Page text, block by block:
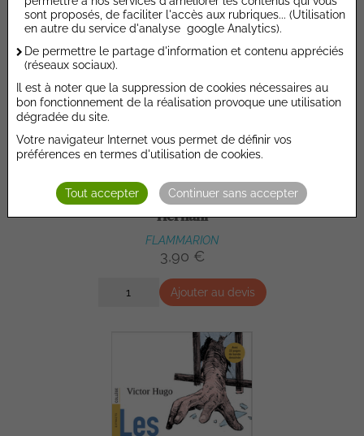
Hernani
FLAMMARION
3,90 €
Ajouter au devis
sont proposés, de faciliter l'accès aux rubriques... (Utilisation
en autre du service d'analyse google Analytics).
De permettre le partage d'information et contenu appréciés
(réseaux sociaux).
Il est à noter que la suppression de cookies nécessaires au
bon fonctionnement de la réalisation provoque une utilisation
dégradée du site.
Votre navigateur Internet vous permet de définir vos
préférences en termes d'utilisation de cookies.
Tout accepter Continuer sans accepter